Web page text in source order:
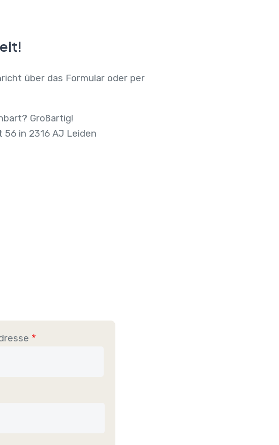
über das Formular oder per
Großartig!
in 2316 AJ Leiden